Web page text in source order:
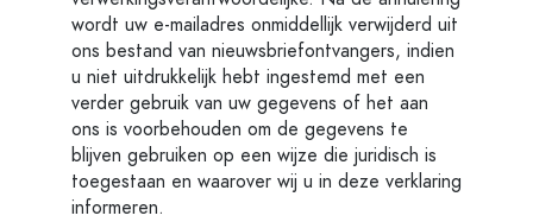
wordt uw e-mailadres onmiddellijk verwijderd uit
ons bestand van nieuwsbriefontvangers, indien
u niet uitdrukkelijk hebt ingestemd met een
verder gebruik van uw gegevens of het aan
ons is voorbehouden om de gegevens te
blijven gebruiken op een wijze die juridisch is
toegestaan en waarover wij u in deze verklaring
informeren.